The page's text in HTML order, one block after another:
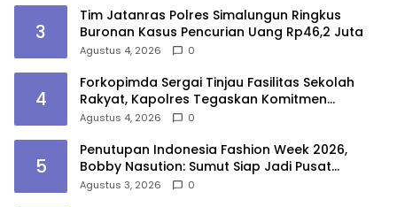
3
Tim Jatanras Polres Simalungun Ringkus
Buronan Kasus Pencurian Uang Rp46,2 Juta
Agustus 4, 2026 0
4
Forkopimda Sergai Tinjau Fasilitas Sekolah
Rakyat, Kapolres Tegaskan Komitmen
Ciptakan Lingkungan Belajar Aman dan
Agustus 4, 2026 0
5
Penutupan Indonesia Fashion Week 2026,
Bobby Nasution: Sumut Siap Jadi Pusat
Fashion Indonesia Lewat Wastra
Agustus 3, 2026 0